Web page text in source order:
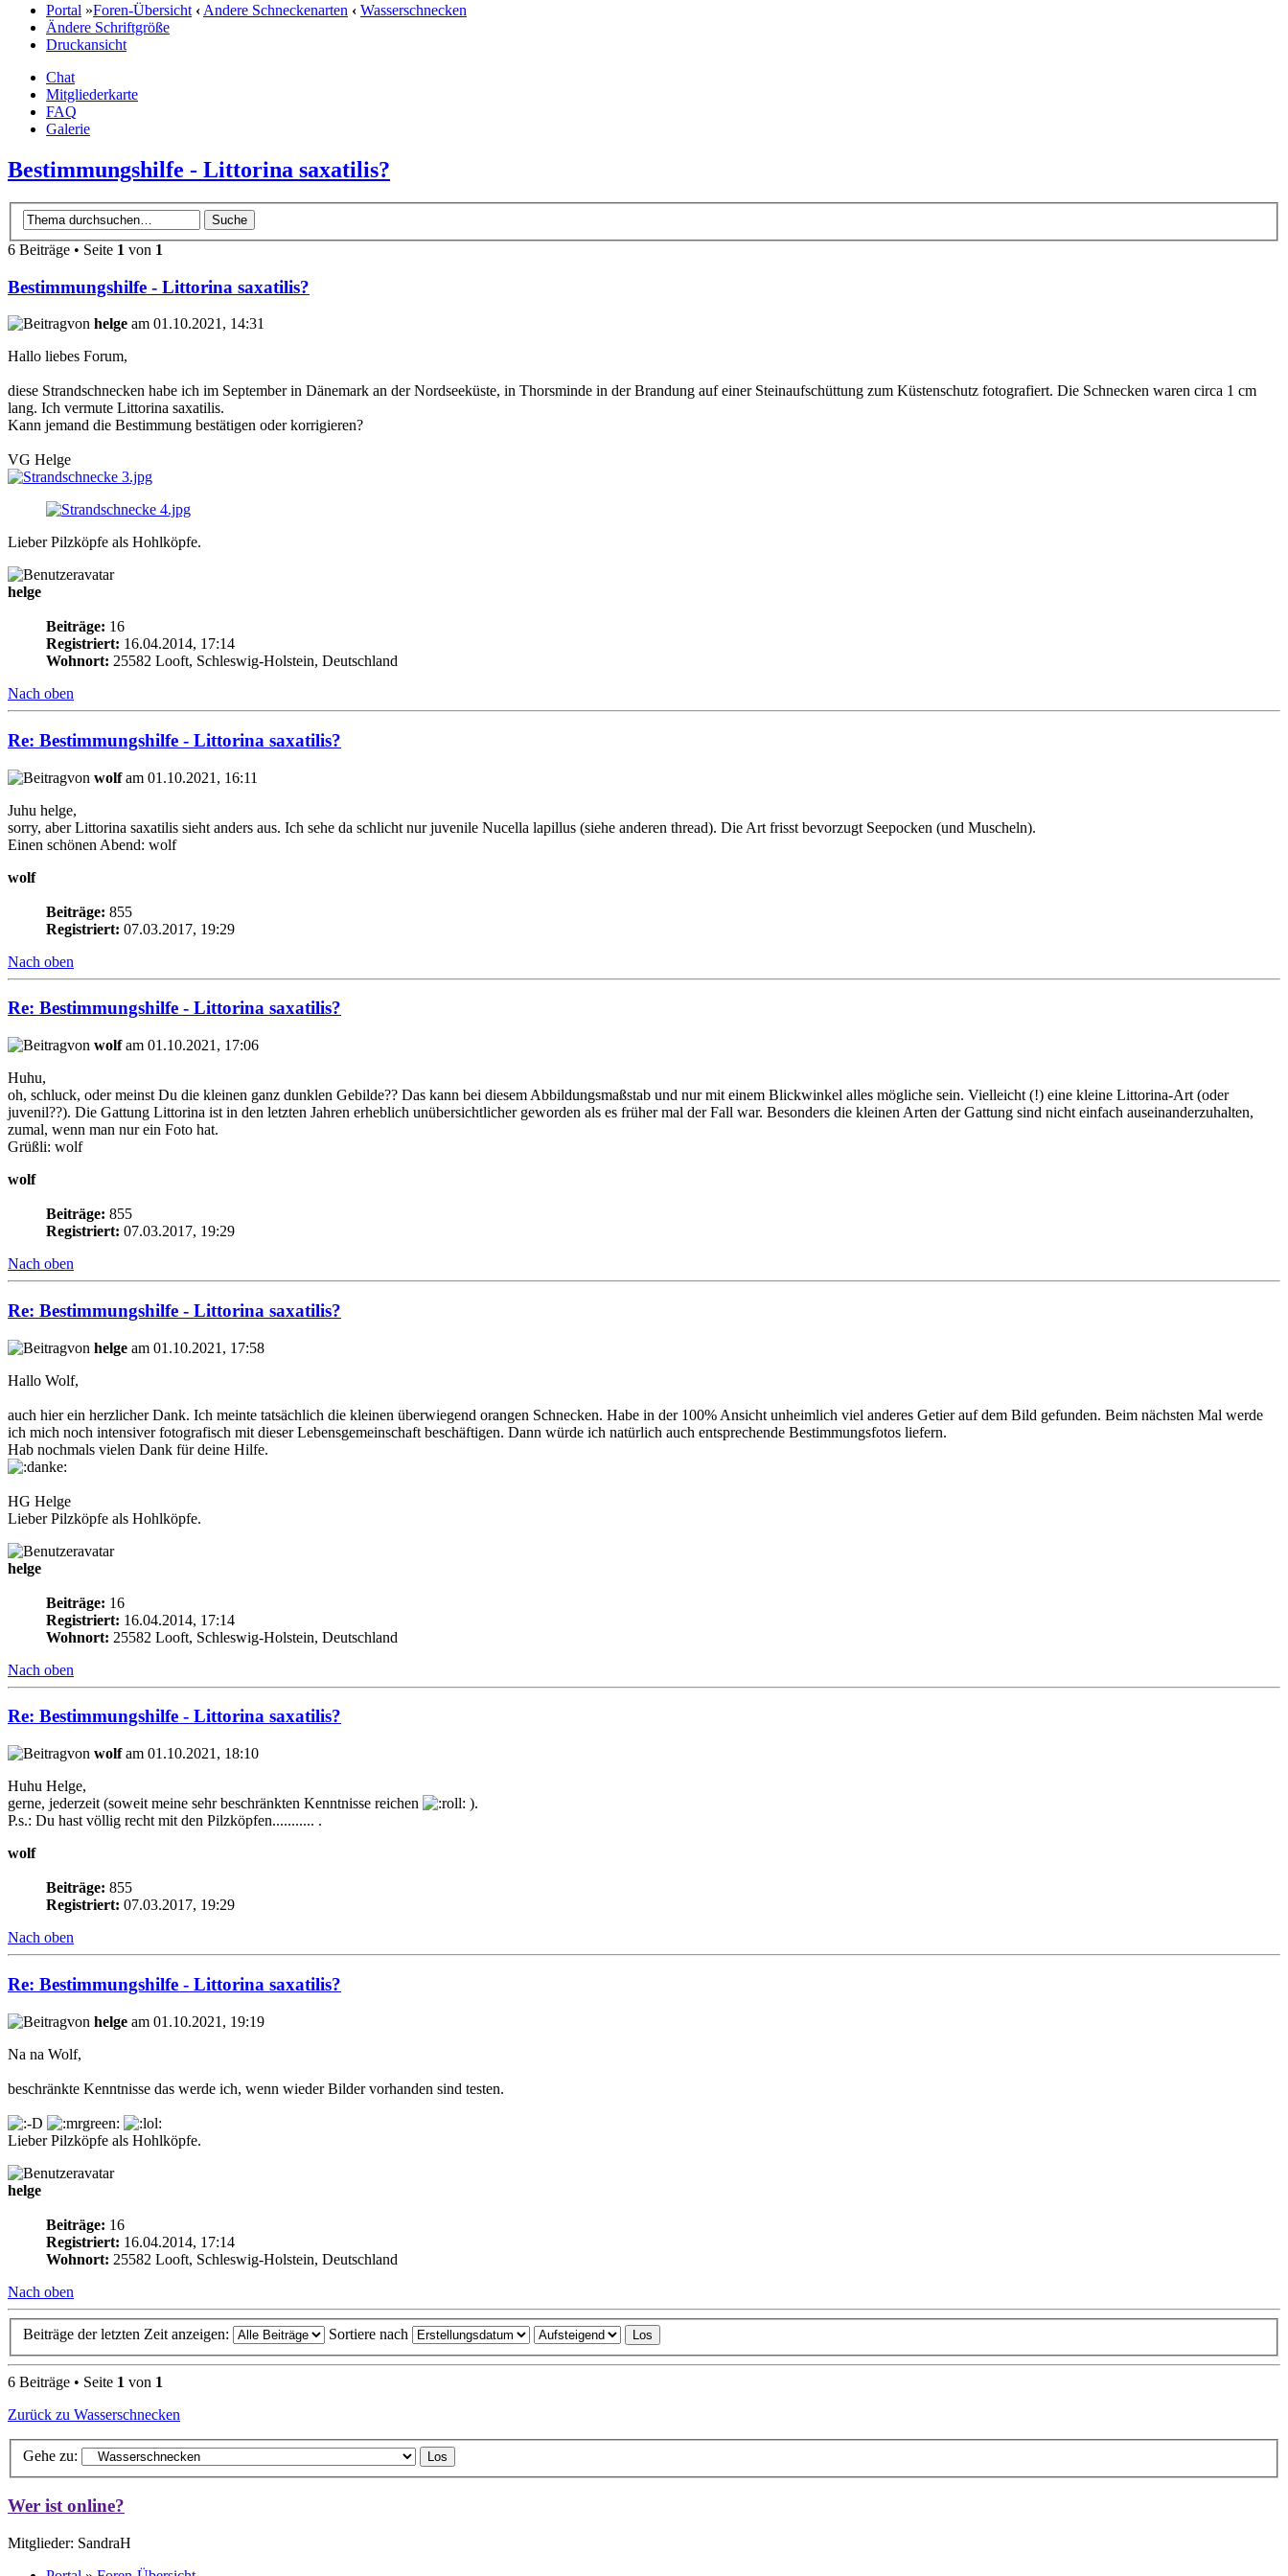
Portal »Foren-Übersicht ‹Andere Schneckenarten ‹ Wasserschnecken
Ändere Schriftgröße
Druckansicht
Chat
Mitgliederkarte
FAQ
Galerie
Bestimmungshilfe - Littorina saxatilis?
6 Beiträge • Seite 1 von 1
Bestimmungshilfe - Littorina saxatilis?
von helge am 01.10.2021, 14:31
Hallo liebes Forum,
diese Strandschnecken habe ich im September in Dänemark an der Nordseeküste, in Thorsminde in der Brandung auf einer Steinaufschüttung zum Küstenschutz fotografiert. Die Schnecken waren circa 1 cm
lang. Ich vermute Littorina saxatilis.
Kann jemand die Bestimmung bestätigen oder korrigieren?
VG Helge
Lieber Pilzköpfe als Hohlköpfe.
helge
Beiträge: 16
Registriert: 16.04.2014, 17:14
Wohnort: 25582 Looft, Schleswig-Holstein, Deutschland
Nach oben
Re: Bestimmungshilfe - Littorina saxatilis?
von wolfam 01.10.2021, 16:11
Juhu helge,
sorry, aber Littorina saxatilis sieht anders aus. Ich sehe da schlicht nur juvenile Nucella lapillus (siehe anderen thread). Die Art frisst bevorzugt Seepocken (und Muscheln).
Einen schönen Abend: wolf
wolf
Beiträge: 855
Registriert: 07.03.2017, 19:29
Nach oben
Re: Bestimmungshilfe - Littorina saxatilis?
von wolfam 01.10.2021, 17:06
Huhu,
oh, schluck, oder meinst Du die kleinen ganz dunklen Gebilde?? Das kann bei diesem Abbildungsmaßstab und nur mit einem Blickwinkel alles mögliche sein. Vielleicht (!) eine kleine Littorina-Art (oder
juvenil??). Die Gattung Littorina ist in den letzten Jahren erheblich unübersichtlicher geworden als es früher mal der Fall war. Besonders die kleinen Arten der Gattung sind nicht einfach auseinanderzuhalten,
zumal, wenn man nur ein Foto hat.
Grüßli: wolf
wolf
Beiträge: 855
Registriert: 07.03.2017, 19:29
Nach oben
Re: Bestimmungshilfe - Littorina saxatilis?
von helge am 01.10.2021, 17:58
Hallo Wolf,
auch hier ein herzlicher Dank. Ich meinte tatsächlich die kleinen überwiegend orangen Schnecken. Habe in der 100% Ansicht unheimlich viel anderes Getier auf dem Bild gefunden. Beim nächsten Mal werde
ich mich noch intensiver fotografisch mit dieser Lebensgemeinschaft beschäftigen. Dann würde ich natürlich auch entsprechende Bestimmungsfotos liefern.
Hab nochmals vielen Dank für deine Hilfe.
HG Helge
Lieber Pilzköpfe als Hohlköpfe.
helge
Beiträge: 16
Registriert: 16.04.2014, 17:14
Wohnort: 25582 Looft, Schleswig-Holstein, Deutschland
Nach oben
Re: Bestimmungshilfe - Littorina saxatilis?
von wolfam 01.10.2021, 18:10
Huhu Helge,
gerne, jederzeit (soweit meine sehr beschränkten Kenntnisse reichen
).
P.s.: Du hast völlig recht mit den Pilzköpfen........... .
wolf
Beiträge: 855
Registriert: 07.03.2017, 19:29
Nach oben
Re: Bestimmungshilfe - Littorina saxatilis?
von helge am 01.10.2021, 19:19
Na na Wolf,
beschränkte Kenntnisse das werde ich, wenn wieder Bilder vorhanden sind testen.
Lieber Pilzköpfe als Hohlköpfe.
helge
Beiträge: 16
Registriert: 16.04.2014, 17:14
Wohnort: 25582 Looft, Schleswig-Holstein, Deutschland
Nach oben
Beiträge der letzten Zeit anzeigen: Sortiere nach
6 Beiträge • Seite 1 von 1
Zurück zu Wasserschnecken
Gehe zu:
Wer ist online?
Mitglieder: SandraH